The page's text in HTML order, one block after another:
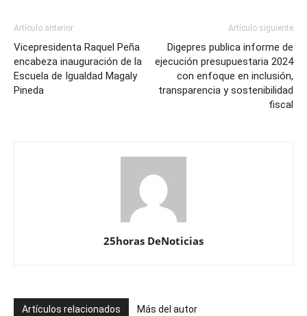
Artículo anterior
Vicepresidenta Raquel Peña
encabeza inauguración de la
Escuela de Igualdad Magaly
Pineda
Artículo siguiente
Digepres publica informe de
ejecución presupuestaria 2024
con enfoque en inclusión,
transparencia y sostenibilidad
fiscal
25horas DeNoticias
Artículos relacionados Más del autor